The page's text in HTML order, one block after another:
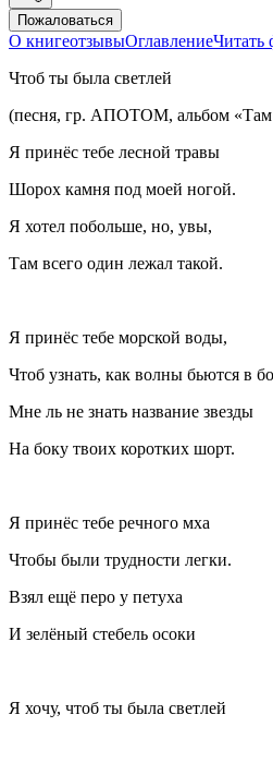
Пожаловаться
О книгеотзывыОглавлениеЧитать
Чтоб ты была светлей
(песня, гр. АПОТОМ, альбом
Я принёс тебе лесной травы
Шорох камня под моей ногой.
Я хотел побольше, но, увы,
Там всего один лежал такой.
Я принёс тебе морской воды,
Чтоб узнать, как волны бьются в
Мне ль не знать название звезды
На боку твоих коротких шорт.
Я принёс тебе речного мха
Чтобы были трудности легки.
Взял ещё перо у петуха
И зелёный стебель осоки
Я хочу, чтоб ты была светлей